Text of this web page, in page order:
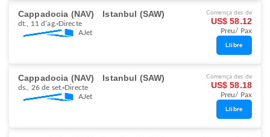
Cappadocia (NAV) Istanbul (SAW)
dt., 11 d’ag. Directe
AJet
Comença des de
US$ 58.12
Preu/ Pax
Llibre
Cappadocia (NAV) Istanbul (SAW)
ds., 26 de set. Directe
AJet
Comença des de
US$ 58.18
Preu/ Pax
Llibre